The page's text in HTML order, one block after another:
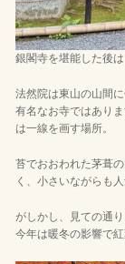
銀閣寺を堪能した後
法然院は東山の山間に
有名なお寺ではあり
は一線を画す場所。
苔でおおわれた茅葺
く、小さいながらも
がしかし、見ての通
今年は暖冬の影響で